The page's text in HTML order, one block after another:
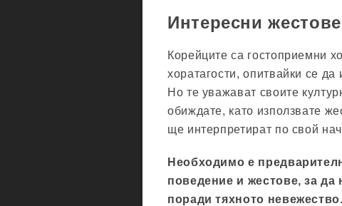
Интересни
Корейците са гостоприемни
хоратагости, опитвайки се
Но те уважават своите
обиждате, като използвате
ще интерпретират по свой
Необходимо е
поведение и жестове, за да
поради тяхното невежество.